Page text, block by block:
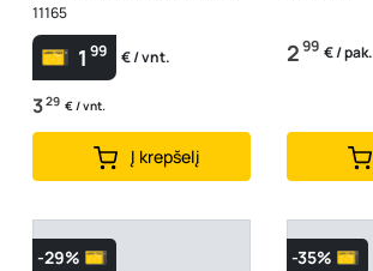
11165
1 99 € / vnt.
329 € / vnt.
Į krepšelį
299 € / pak.
-29% -35%